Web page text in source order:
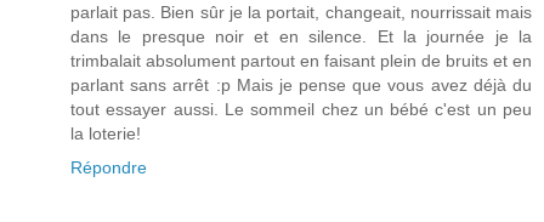
parlait pas. Bien sûr je la portait, changeait, nourrissait mais
dans le presque noir et en silence. Et la journée je la
trimbalait absolument partout en faisant plein de bruits et en
parlant sans arrêt :p Mais je pense que vous avez déjà du
tout essayer aussi. Le sommeil chez un bébé c'est un peu
la loterie!
Répondre